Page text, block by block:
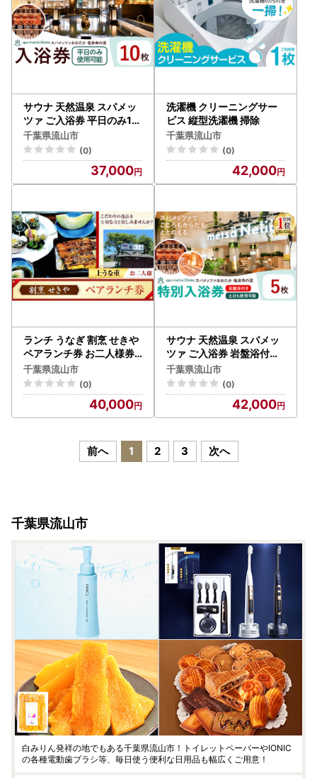
サウナ 天然温泉 スパメッ
ツァ ご入浴券 平日のみ10
枚 | 温泉
千葉県流山市
(0)
37,000
洗濯機 クリーニングサー
ビス 縦型洗濯機 掃除
千葉県流山市
(0)
42,000
ランチ うなぎ 割烹 せきや
ペアランチ券 お二人様券
千葉県 流山市
千葉県流山市
(0)
40,000
サウナ 天然温泉 スパメッ
ツァ ご入浴券 岩盤浴付き
土日祝日も使用可能 5枚 |
温泉
千葉県流山市
(0)
42,000
前へ 1 2 3 次へ
千葉県流山市
白みりん発祥の地でもある千葉県流山市！トイレットペーパーやIONIC
の各種電動歯ブラシ等、毎日使う便利な日用品も幅広くご用意！